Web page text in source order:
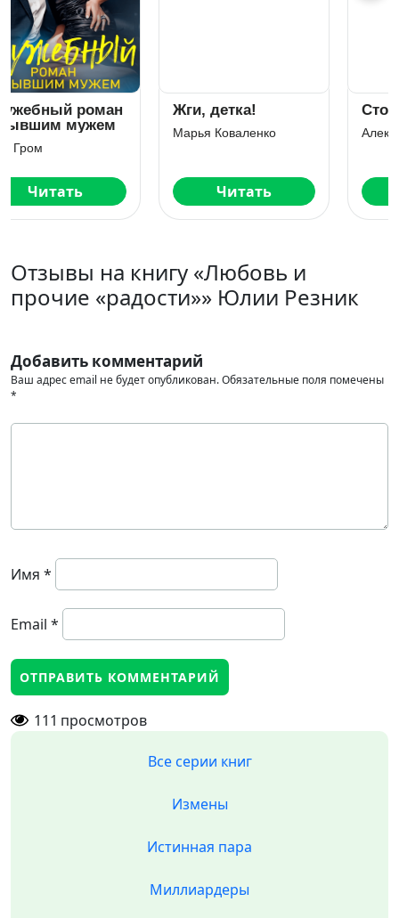
Жги, детка!
Марья Коваленко
Читать
Столкновение
Александра Салиева
Читать
Отзывы на книгу «Любовь и
прочие «радости»» Юлии Резник
Добавить комментарий
Ваш адрес email не будет опубликован.Обязательные поля помечены
*
Имя *
Email *
111 просмотров
Все серии книг
Измены
Истинная пара
Миллиардеры